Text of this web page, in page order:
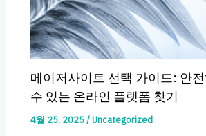
메이저사이트 선택 가이드: 안
수 있는 온라인 플랫폼 찾기
4월 25, 2025/Uncategorized